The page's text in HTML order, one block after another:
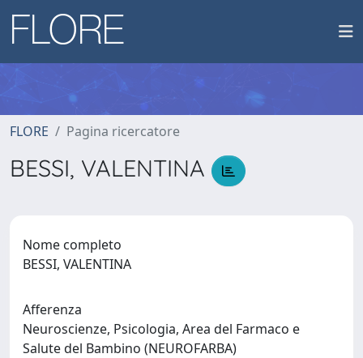
FLORE Pagina ricercatore
BESSI, VALENTINA
Nome completo
BESSI, VALENTINA
Afferenza
Neuroscienze, Psicologia, Area del Farmaco e
Salute del Bambino (NEUROFARBA)